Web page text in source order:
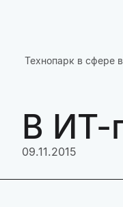
Технопарк в сфере
В ИТ-
09.11.2015